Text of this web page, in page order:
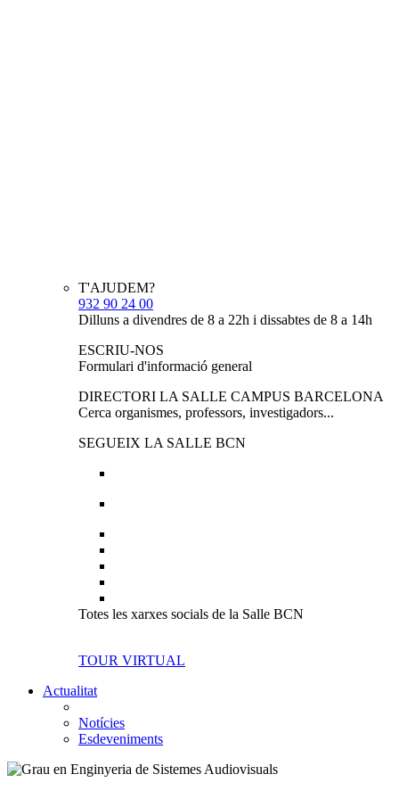
T'AJUDEM?
932 90 24 00
Dilluns a divendres de 8 a 22h i dissabtes de 8 a 14h
ESCRIU-NOS
Formulari d'informació general
DIRECTORI LA SALLE CAMPUS BARCELONA
Cerca organismes, professors, investigadors...
SEGUEIX LA SALLE BCN
Totes les xarxes socials de la Salle BCN
TOUR VIRTUAL
Actualitat
Notícies
Esdeveniments